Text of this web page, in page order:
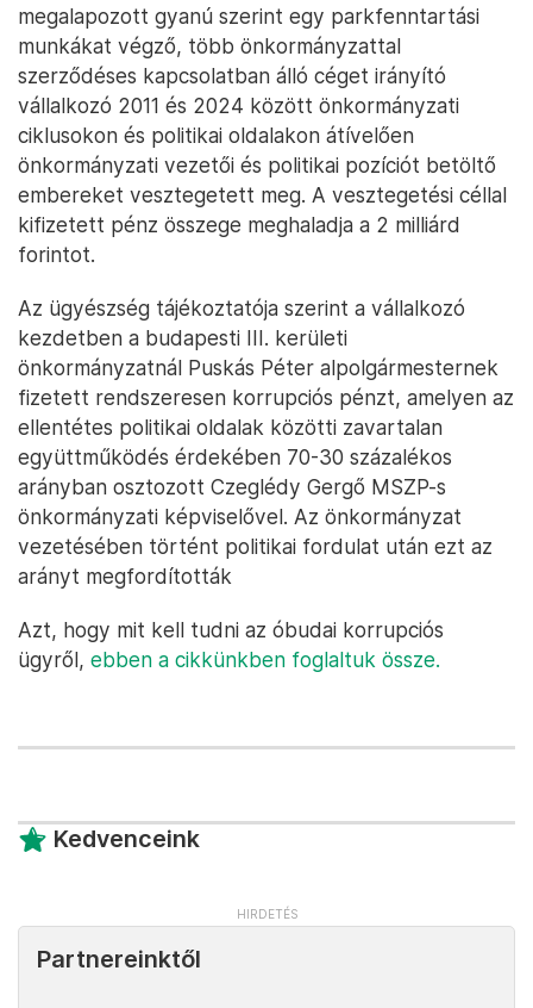
megalapozott gyanú szerint egy parkfenntartási
munkákat végző, több önkormányzattal
szerződéses kapcsolatban álló céget irányító
vállalkozó 2011 és 2024 között önkormányzati
ciklusokon és politikai oldalakon átívelően
önkormányzati vezetői és politikai pozíciót betöltő
embereket vesztegetett meg. A vesztegetési céllal
kifizetett pénz összege meghaladja a 2 milliárd
forintot.
Az ügyészség tájékoztatója szerint a vállalkozó
kezdetben a budapesti III. kerületi
önkormányzatnál Puskás Péter alpolgármesternek
fizetett rendszeresen korrupciós pénzt, amelyen az
ellentétes politikai oldalak közötti zavartalan
együttműködés érdekében 70-30 százalékos
arányban osztozott Czeglédy Gergő MSZP-s
önkormányzati képviselővel. Az önkormányzat
vezetésében történt politikai fordulat után ezt az
arányt megfordították
Azt, hogy mit kell tudni az óbudai korrupciós
ügyről, ebben a cikkünkben foglaltuk össze.
Kedvenceink
Partnereinktől